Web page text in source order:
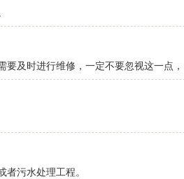
及时进行维修，一定不要忽视这一点，
污水处理工程。